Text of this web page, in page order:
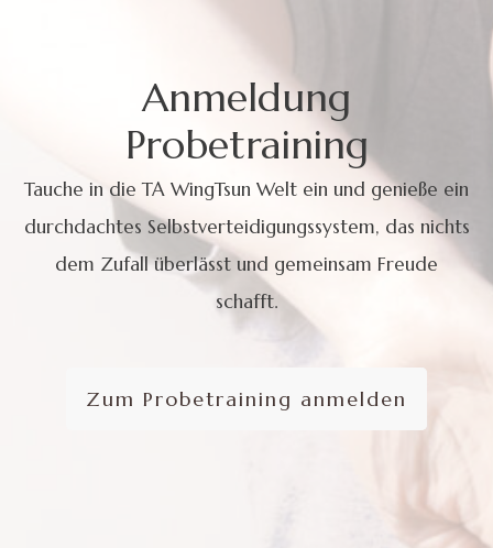
Anmeldung
Probetraining
Tauche in die TA WingTsun Welt ein und genieße ein
durchdachtes Selbstverteidigungssystem, das nichts
dem Zufall überlässt und gemeinsam Freude
schafft.
Zum Probetraining anmelden